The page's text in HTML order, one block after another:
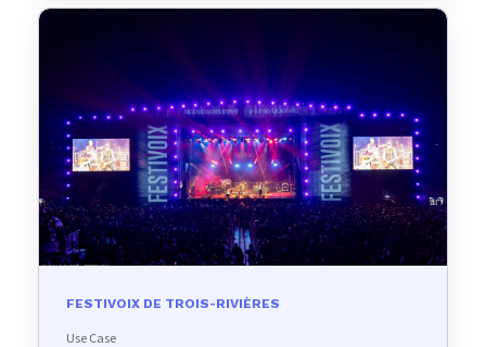
FESTIVOIX DE TROIS-RIVIÈRES
Use Case